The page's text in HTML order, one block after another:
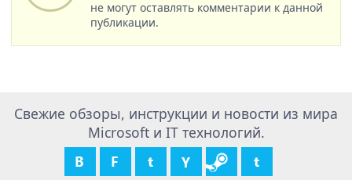
не могут оставлять комментарии к данной
публикации.
Свежие обзоры, инструкции и новости из мира
Microsoft и IT технологий.